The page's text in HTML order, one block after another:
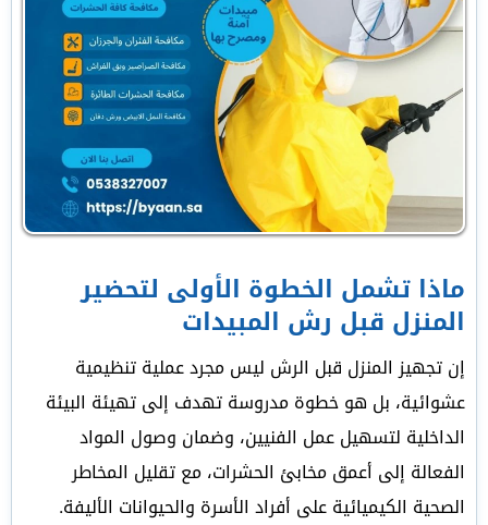
ماذا تشمل الخطوة الأولى لتحضير
المنزل قبل رش المبيدات
إن تجهيز المنزل قبل الرش ليس مجرد عملية تنظيمية
عشوائية، بل هو خطوة مدروسة تهدف إلى تهيئة البيئة
الداخلية لتسهيل عمل الفنيين، وضمان وصول المواد
الفعالة إلى أعمق مخابئ الحشرات، مع تقليل المخاطر
الصحية الكيميائية على أفراد الأسرة والحيوانات الأليفة.